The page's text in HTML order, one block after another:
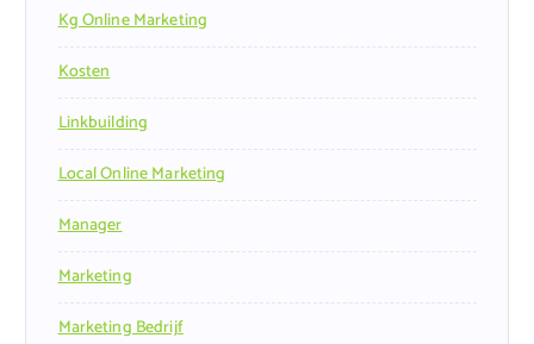
Kg Online Marketing
Kosten
Linkbuilding
Local Online Marketing
Manager
Marketing
Marketing Bedrijf